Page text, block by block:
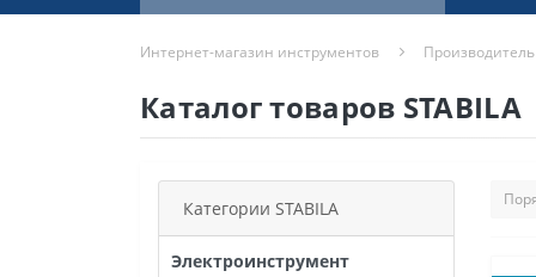
Интернет-магазин инструментов Производитель
Каталог товаров STABILA
Категории STABILA
Электроинструмент